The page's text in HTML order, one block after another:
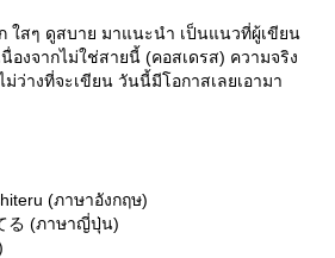
ใสๆ ดูสบาย มาแนะนำ เป็นแนวที่ผู้เขียน
องจากไม่ใช่สายนี้ (คอสเดรส) ความจริง
ว่างที่จะเขียน วันนี้มีโอกาสเลยเอามา
(ภาษาอังกฤษ)
る (ภาษาญี่ปุ่น)